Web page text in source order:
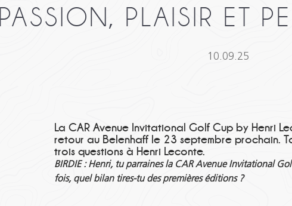
PASSION, PLAISIR ET
10.09.25
La CAR Avenue Invitational Golf Cup by Henri
retour au Belenhaff le 23 septembre prochain.
trois questions à Henri Leconte.
BIRDIE : Henri, tu parraines la CAR Avenue Invitational
fois, quel bilan tires-tu des premières éditions ?